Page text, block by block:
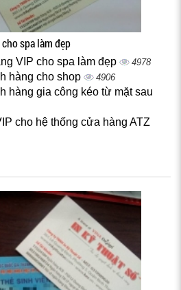
spa làm đẹp
VIP cho spa làm đẹp 4978
hàng cho shop 4906
hàng gia công kéo từ mặt sau
cho hệ thống cửa hàng ATZ